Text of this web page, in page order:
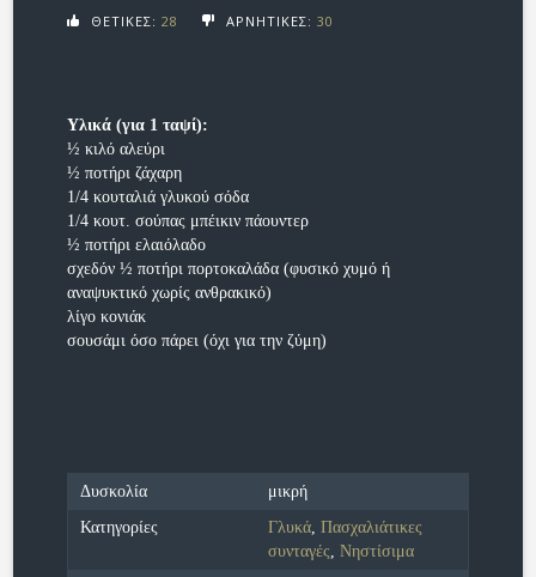
ΘΕΤΙΚΕΣ: 28 ΑΡΝΗΤΙΚΕΣ: 30
Υλικά (για 1 ταψί):
½ κιλό αλεύρι
½ ποτήρι ζάχαρη
1/4 κουταλιά γλυκού σόδα
1/4 κουτ. σούπας μπέικιν πάουντερ
½ ποτήρι ελαιόλαδο
σχεδόν ½ ποτήρι πορτοκαλάδα (φυσικό χυμό ή
αναψυκτικό χωρίς ανθρακικό)
λίγο κονιάκ
σουσάμι όσο πάρει (όχι για την ζύμη)
Δυσκολία
μικρή
Κατηγορίες
Γλυκά, Πασχαλιάτικες
συνταγές, Νηστίσιμα